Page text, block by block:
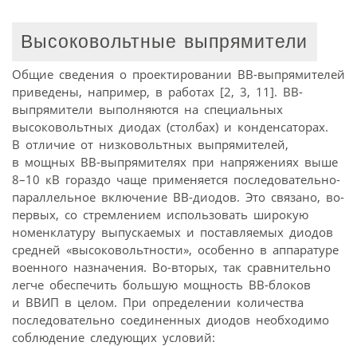
Высоковольтные выпрямители
Общие сведения о проектировании ВВ-выпрямителей
приведены, например, в работах [2, 3, 11]. ВВ-
выпрямители выполняются на специальных
высоковольтных диодах (столбах) и конденсаторах.
В отличие от низковольтных выпрямителей,
в мощных ВВ-выпрямителях при напряжениях выше
8–10 кВ гораздо чаще применяется последовательно-
параллельное включение ВВ-диодов. Это связано, во-
первых, со стремлением использовать широкую
номенклатуру выпускаемых и поставляемых диодов
средней «высоковольтности», особенно в аппаратуре
военного назначения. Во-вторых, так сравнительно
легче обеспечить большую мощность ВВ-блоков
и ВВИП в целом. При определении количества
последовательно соединенных диодов необходимо
соблюдение следующих условий: